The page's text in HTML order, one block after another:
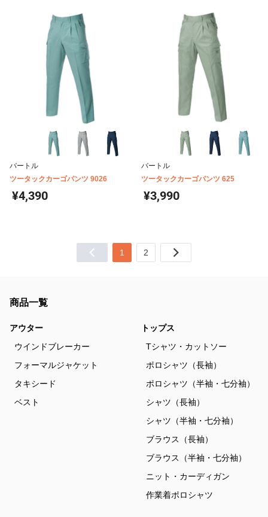
バートル
ツータックカーゴパンツ 9026
¥4,390
バートル
ツータックカーゴパンツ 625
¥3,990
1 2
商品一覧
アウター
ウインドブレーカー
フォーマルジャケット
タキシード
ベスト
トップス
Tシャツ・カットソー
ポロシャツ（長袖）
ポロシャツ（半袖・七分袖）
シャツ（長袖）
シャツ（半袖・七分袖）
ブラウス（長袖）
ブラウス（半袖・七分袖）
ニット・カーディガン
作業着ポロシャツ